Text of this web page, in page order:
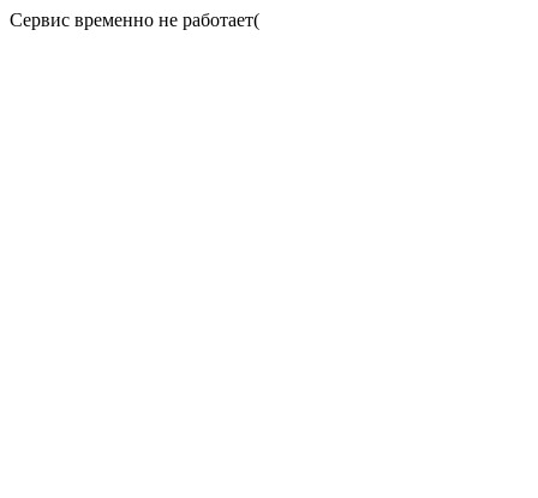
Сервис временно не работает(